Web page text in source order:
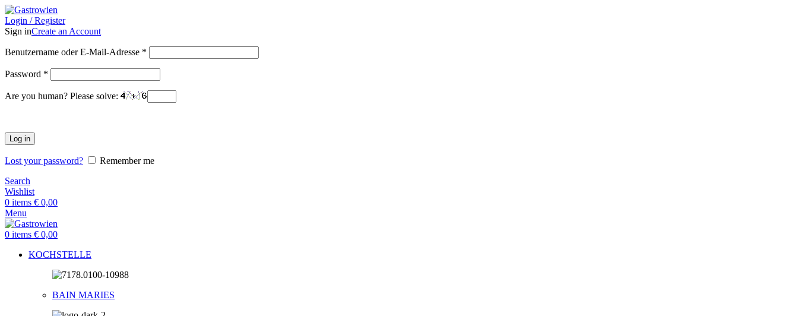
Login / Register
Sign inCreate an Account
Benutzername oder E-Mail-Adresse *
Password *
Are you human? Please solve:
Log in
Lost your password?
Remember me
Search
Wishlist
0 items € 0,00
Menu
0 items € 0,00
KOCHSTELLE
BAIN MARIES